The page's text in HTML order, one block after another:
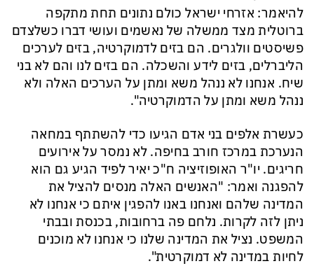
להיאמר: אזרחי ישראל כולם נתונים תחת מתקפה
ברוטלית מצד ממשלה של נאשמים ועושי דברו כשלצדם
פשיסטים וולגרים. הם בזים לדמוקרטיה, בזים לערכים
הליברלים, בזים לידע והשכלה. הם בזים לנו והם לא בני
שיח. אנחנו לא ננהל משא ומתן על הערכים האלה ולא
ננהל משא ומתן על הדמוקרטיה".
כעשרת אלפים בני אדם הגיעו כדי להשתתף במחאה
הנערכת במרכז חורב בחיפה. לא נמסר על אירועים
חריגים. יו"ר האופוזיציה ח"כ יאיר לפיד הגיע גם הוא
להפגנה ואמר: "האנשים האלה מנסים להציל את
המדינה שלהם ואנחנו באנו להפגין איתם כי אנחנו לא
ניתן לזה לקרות. נלחם פה ברחובות, בכנסת ובבתי
המשפט. נציל את המדינה שלנו כי אנחנו לא מוכנים
לחיות במדינה לא דמוקרטית".